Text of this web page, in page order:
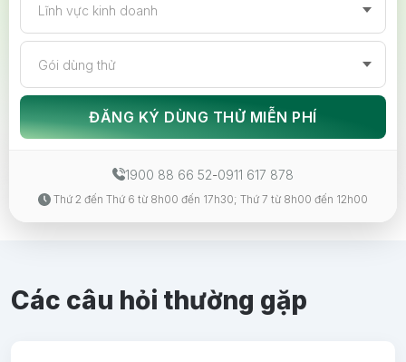
Lĩnh vực kinh doanh
Gói dùng thử
ĐĂNG KÝ DÙNG THỬ MIỄN PHÍ
1900 88 66 52-0911 617 878
Thứ 2 đến Thứ 6 từ 8h00 đến 17h30; Thứ 7 từ 8h00 đến 12h00
Các câu hỏi thường gặp